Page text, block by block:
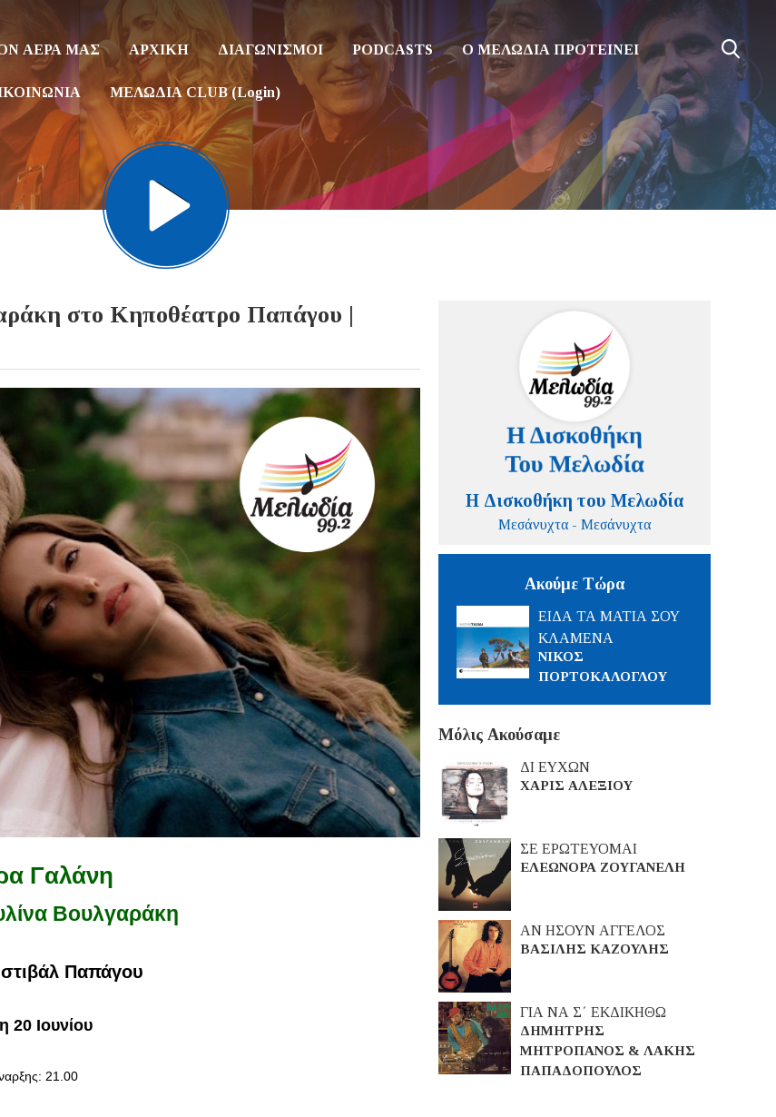
ΑΕΡΑ ΜΑΣ ΑΡΧΙΚΗ ΔΙΑΓΩΝΙΣΜΟΙ PODCASTS Ο ΜΕΛΩΔΙΑ ΠΡΟΤΕΙΝΕΙ
ΜΕΛΩΔΙΑ CLUB (Login)
στο Κηποθέατρο Παπάγου |
Γαλάνη
Βουλγαράκη
Παπάγου
20 Ιουνίου
21.00
Η Δισκοθήκη του Μελωδία
Μεσάνυχτα - Μεσάνυχτα
Ακούμε Τώρα
ΕΙΔΑ ΤΑ ΜΑΤΙΑ ΣΟΥ
ΚΛΑΜΕΝΑ
ΝΙΚΟΣ
ΠΟΡΤΟΚΑΛΟΓΛΟΥ
Μόλις Ακούσαμε
ΔΙ ΕΥΧΩΝ
ΧΑΡΙΣ ΑΛΕΞΙΟΥ
ΣΕ ΕΡΩΤΕΥΟΜΑΙ
ΕΛΕΩΝΟΡΑ ΖΟΥΓΑΝΕΛΗ
ΑΝ ΗΣΟΥΝ ΑΓΓΕΛΟΣ
ΒΑΣΙΛΗΣ ΚΑΖΟΥΛΗΣ
ΓΙΑ ΝΑ Σ΄ ΕΚΔΙΚΗΘΩ
ΔΗΜΗΤΡΗΣ
ΜΗΤΡΟΠΑΝΟΣ & ΛΑΚΗΣ
ΠΑΠΑΔΟΠΟΥΛΟΣ